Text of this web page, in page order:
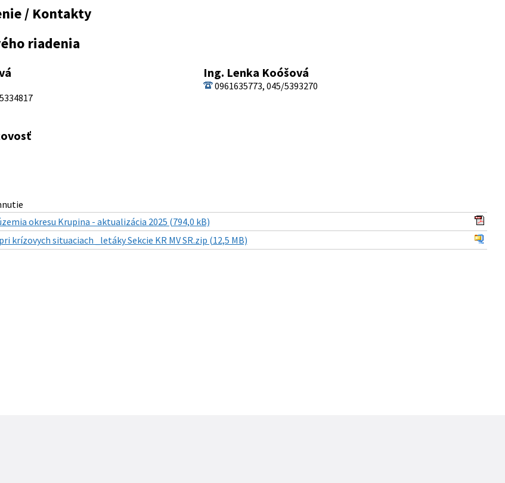
/ Kontakty
riadenia
Ing. Lenka Koóšová
0961635773, 045/5393270
okresu Krupina - aktualizácia 2025 (794,0 kB)
krízovych situaciach _letáky Sekcie KR MV SR.zip (12,5 MB)